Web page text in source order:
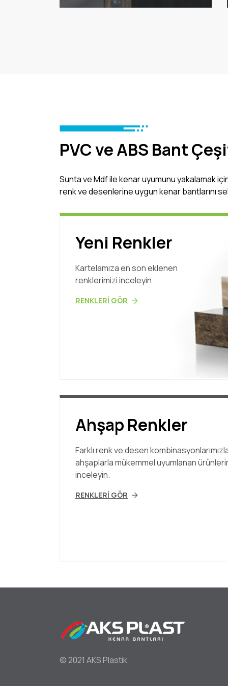
PVC ve ABS Bant
Sunta ve Mdf ile kenar uyumunu yakalamak
renk ve desenlerine uygun kenar bantlarını
Yeni Renkler
Kartelamıza en son eklenen
renklerimizi inceleyin.
RENKLERİ GÖR
Ahşap Renkler
Farklı renk ve desen
ahşaplarla mükemmel uyumlanan
inceleyin.
RENKLERİ GÖR
© 2021 AKS Plastik